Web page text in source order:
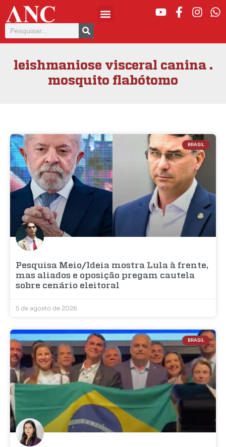
leishmaniose visceral canina .
mosquito flabótomo
BRASIL
Pesquisa Meio/Ideia mostra Lula à frente,
mas aliados e oposição pregam cautela
sobre cenário eleitoral
5 de agosto de 2026
BRASIL